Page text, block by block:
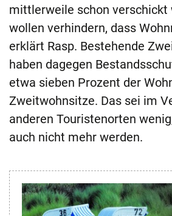
mittlerweile schon verschickt
wollen verhindern, dass
erklärt Rasp. Bestehende
haben dagegen
etwa sieben Prozent der
Zweitwohnsitze. Das sei im
anderen Touristenorten
auch nicht mehr werden.